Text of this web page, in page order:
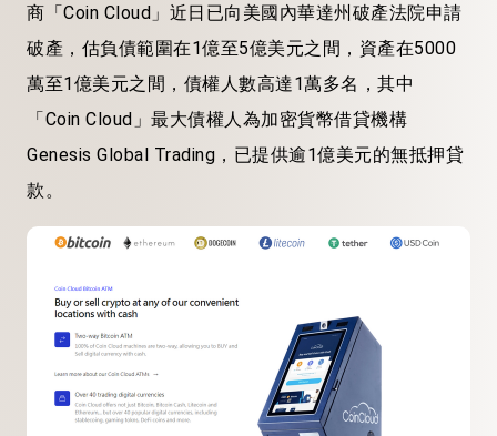
商「Coin Cloud」近日已向美國內華達州破產法院申請
破產，估負債範圍在1億至5億美元之間，資產在5000
萬至1億美元之間，債權人數高達1萬多名，其中
「Coin Cloud」最大債權人為加密貨幣借貸機構
Genesis Global Trading，已提供逾1億美元的無抵押貸
款。